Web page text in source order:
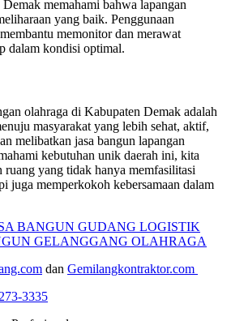
memahami bahwa lapangan
yang baik. Penggunaan
memonitor dan merawat
dalam kondisi optimal.
olahraga di Kabupaten Demak adalah
masyarakat yang lebih sehat, aktif,
melibatkan jasa bangun lapangan
kebutuhan unik daerah ini, kita
ruang yang tidak hanya memfasilitasi
juga memperkokoh kebersamaan dalam
BANGUN GUDANG LOGISTIK
GELANGGANG OLAHRAGA
dan Gemilangkontraktor.com
3335